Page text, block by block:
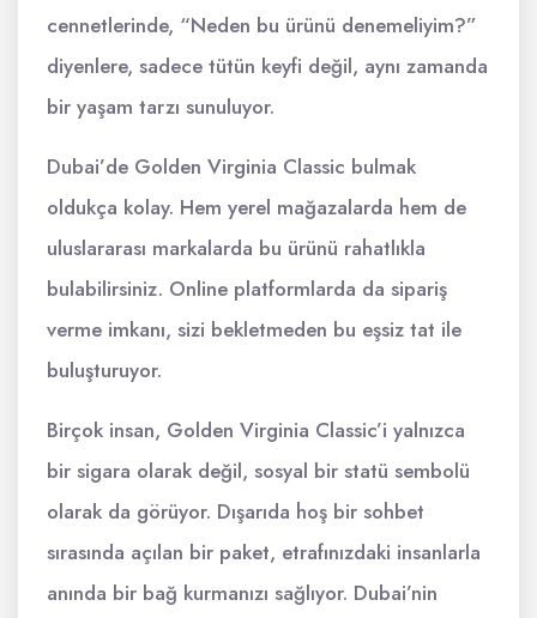
cennetlerinde, “Neden bu ürünü denemeliyim?”
diyenlere, sadece tütün keyfi değil, aynı zamanda
bir yaşam tarzı sunuluyor.
Dubai’de Golden Virginia Classic bulmak
oldukça kolay. Hem yerel mağazalarda hem de
uluslararası markalarda bu ürünü rahatlıkla
bulabilirsiniz. Online platformlarda da sipariş
verme imkanı, sizi bekletmeden bu eşsiz tat ile
buluşturuyor.
Birçok insan, Golden Virginia Classic’i yalnızca
bir sigara olarak değil, sosyal bir statü sembolü
olarak da görüyor. Dışarıda hoş bir sohbet
sırasında açılan bir paket, etrafınızdaki insanlarla
anında bir bağ kurmanızı sağlıyor. Dubai’nin